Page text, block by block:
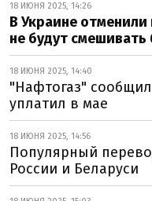
18 ИЮНЯ 2025, 14:26
В Украине
не будут
18 ИЮНЯ 2025, 14:40
"Нафтогаз"
уплатил в мае
18 ИЮНЯ 2025, 14:56
Популярный
России и Беларуси